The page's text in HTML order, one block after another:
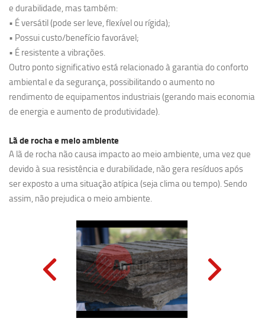
e durabilidade, mas também:
• É versátil (pode ser leve, flexível ou rígida);
• Possui custo/benefício favorável;
• É resistente a vibrações.
Outro ponto significativo está relacionado à garantia do conforto
ambiental e da segurança, possibilitando o aumento no
rendimento de equipamentos industriais (gerando mais economia
de energia e aumento de produtividade).
Lã de rocha e meio ambiente
A lã de rocha não causa impacto ao meio ambiente, uma vez que
devido à sua resistência e durabilidade, não gera resíduos após
ser exposto a uma situação atípica (seja clima ou tempo). Sendo
assim, não prejudica o meio ambiente.